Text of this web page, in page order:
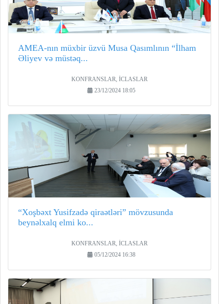
AMEA-nın müxbir üzvü Musa Qasımlının “İlham
Əliyev və müstəq...
KONFRANSLAR, İCLASLAR
23/12/2024 18:05
“Xoşbəxt Yusifzadə qiraətləri” mövzusunda
beynəlxalq elmi ko...
KONFRANSLAR, İCLASLAR
05/12/2024 16:38